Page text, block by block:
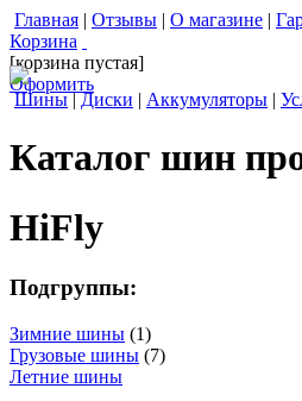
Главная | Отзывы | О магазине |
Корзина
[корзина пустая]
Оформить
Шины | Диски | Аккумуляторы |
Каталог шин
HiFly
Подгруппы:
Зимние шины (1)
Грузовые шины (7)
Летние шины